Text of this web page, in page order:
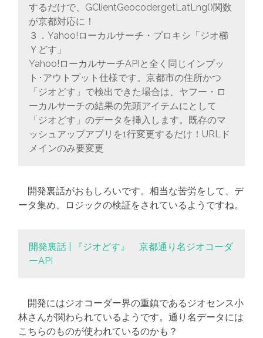
するだけで、GClientGeocoder.getLatLng()関数
が京都対応に！
３．Yahoo!ローカルサーチ・プロキシ「ジオ櫛
Ｙどす」
Yahoo!ローカルサーチAPIと全く同じインプッ
ト･アウトプット仕様です。京都市の住所かつ
「ジオどす」で検出できた場合は、ヤフー・ロ
ーカルサーチの結果の先頭アイテムにとして
「ジオどす」のデータを挿入します。既存のマ
ッシュアップアプリを1行変更するだけ！URLド
メインのみ要変更
開発裏話がおもしろいです。相当な苦労をして、デ
ータ集め、ロジックの検証をされているようですね。
開発裏話 | 『ジオどす』 京都通り名ジオコーダ
ーAPI
開発にはジオコーダー界の重鎮であるジオセンス小
林さんが関わられているようです。通り名データには
こちらのものが使われているのかも？